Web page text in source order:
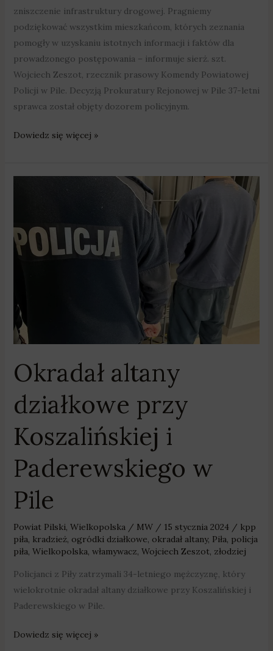
zniszczenie infrastruktury drogowej. Pragniemy
podziękować wszystkim mieszkańcom, których zeznania
pomogły w uzyskaniu istotnych informacji i faktów dla
prowadzonego postępowania – informuje sierż. szt.
Wojciech Zeszot, rzecznik prasowy Komendy Powiatowej
Policji w Pile. Decyzją Prokuratury Rejonowej w Pile 37-letni
sprawca został objęty dozorem policyjnym.
Dowiedz się więcej »
Okradał altany
działkowe przy
Koszalińskiej i
Paderewskiego w
Pile
Powiat Pilski, Wielkopolska/ MW / 15 stycznia 2024 / kpp
piła, kradzież, ogródki działkowe, okradał altany, Piła, policja
piła, Wielkopolska, włamywacz, Wojciech Zeszot, złodziej
Policjanci z Piły zatrzymali 34-letniego mężczyznę, który
wielokrotnie okradał altany działkowe przy Koszalińskiej i
Paderewskiego w Pile.
przy
Koszalińskiej
Pile
Dowiedz się więcej »